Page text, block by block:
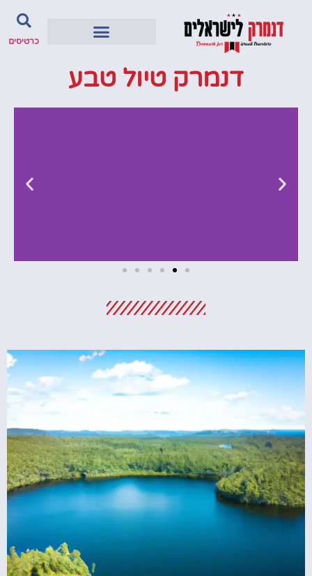
כרטיסים
דנמרק טיול טבע
מציאת מלון
לחצו
פה!